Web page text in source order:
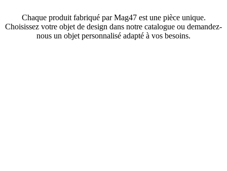
Chaque produit fabriqué par Mag47 est une pièce unique.
Choisissez votre objet de design dans notre catalogue ou demandez-
nous un objet personnalisé adapté à vos besoins.